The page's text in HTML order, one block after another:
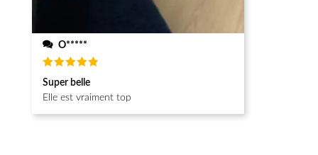
O*****
Note
5
sur 5
Super belle
Elle est vraiment top